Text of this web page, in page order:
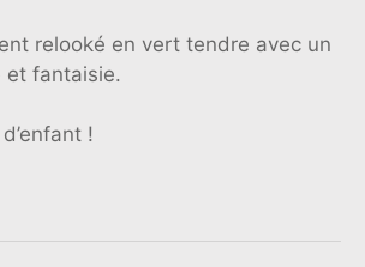
relooké en vert tendre avec un
et fantaisie.
!